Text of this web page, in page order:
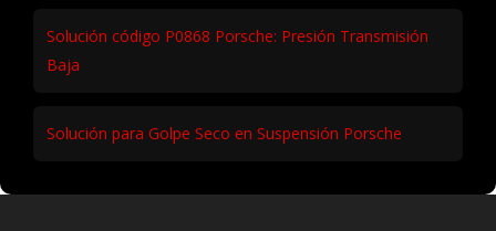
Solución código P0868 Porsche: Presión Transmisión
Baja
Solución para Golpe Seco en Suspensión Porsche